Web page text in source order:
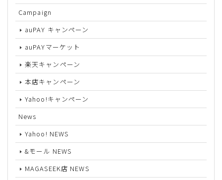
Campaign
auPAY キャンペーン
auPAYマーケット
楽天キャンペーン
本店キャンペーン
Yahoo!キャンペーン
News
Yahoo! NEWS
&モール NEWS
MAGASEEK店 NEWS